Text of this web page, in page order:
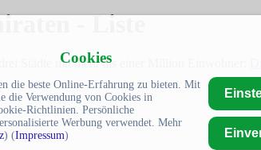
Cookies
die beste Online-Erfahrung zu bieten. Mit
die Verwendung von Cookies in
Richtlinien. Persönliche
Werbung verwendet. Mehr
) (Impressum)
- Liste
Städte mit mehr als einer Million Einwohner: